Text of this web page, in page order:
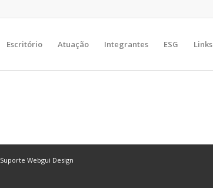
Escritório Atuação Integrantes ESG Links
Suporte Webgui Design